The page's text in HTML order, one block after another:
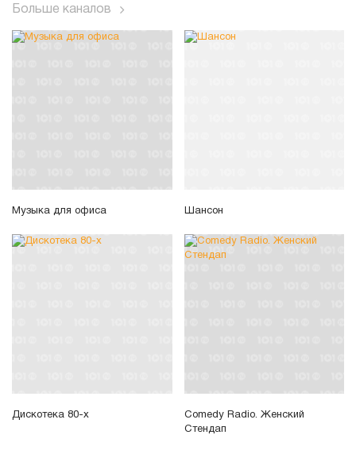
Больше каналов
Музыка для офиса Шансон
Дискотека 80-х
Comedy Radio. Женский
Стендап